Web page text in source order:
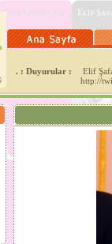
. : Duyurular :
Elif
http://